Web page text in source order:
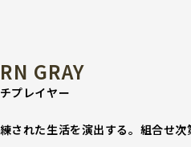
GRAY
プレイヤー
された生活を演出する。組合せ次